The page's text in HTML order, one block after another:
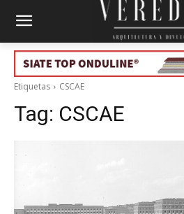
Etiquetas CSCAE
Tag: CSCAE